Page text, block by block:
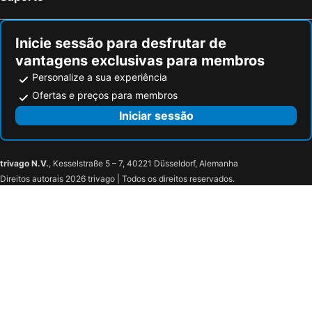
Inicie sessão para desfrutar de
vantagens exclusivas para membros
Personalize a sua experiência
Ofertas e preços para membros
Iniciar sessão
trivago N.V., Kesselstraße 5 – 7, 40221 Düsseldorf, Alemanha
Direitos autorais 2026 trivago | Todos os direitos reservados.